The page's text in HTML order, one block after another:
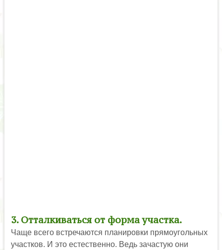
3. Отталкиваться от форма участка.
Чаще всего встречаются планировки прямоугольных
участков. И это естественно. Ведь зачастую они